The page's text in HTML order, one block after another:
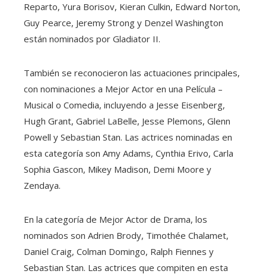
Reparto, Yura Borisov, Kieran Culkin, Edward Norton,
Guy Pearce, Jeremy Strong y Denzel Washington
están nominados por Gladiator II.
También se reconocieron las actuaciones principales,
con nominaciones a Mejor Actor en una Película –
Musical o Comedia, incluyendo a Jesse Eisenberg,
Hugh Grant, Gabriel LaBelle, Jesse Plemons, Glenn
Powell y Sebastian Stan. Las actrices nominadas en
esta categoría son Amy Adams, Cynthia Erivo, Carla
Sophia Gascon, Mikey Madison, Demi Moore y
Zendaya.
En la categoría de Mejor Actor de Drama, los
nominados son Adrien Brody, Timothée Chalamet,
Daniel Craig, Colman Domingo, Ralph Fiennes y
Sebastian Stan. Las actrices que compiten en esta